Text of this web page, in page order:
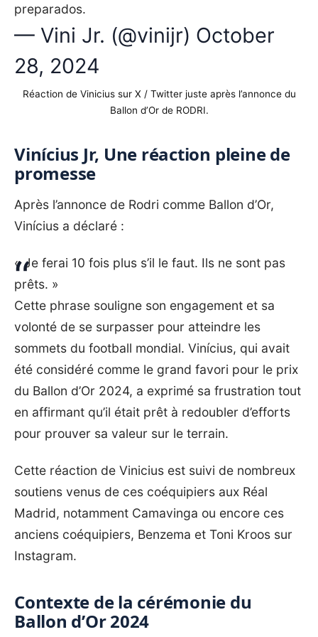
preparados.
— Vini Jr. (@vinijr) October
28, 2024
Réaction de Vinicius sur X / Twitter juste après l’annonce du
Ballon d’Or de RODRI.
Vinícius Jr, Une réaction pleine de
promesse
Après l’annonce de Rodri comme Ballon d’Or,
Vinícius a déclaré :
« Je ferai 10 fois plus s’il le faut. Ils ne sont pas
prêts. »
Cette phrase souligne son engagement et sa
volonté de se surpasser pour atteindre les
sommets du football mondial. Vinícius, qui avait
été considéré comme le grand favori pour le prix
du Ballon d’Or 2024, a exprimé sa frustration tout
en affirmant qu’il était prêt à redoubler d’efforts
pour prouver sa valeur sur le terrain.
Cette réaction de Vinicius est suivi de nombreux
soutiens venus de ces coéquipiers aux Réal
Madrid, notamment Camavinga ou encore ces
anciens coéquipiers, Benzema et Toni Kroos sur
Instagram.
Contexte de la cérémonie du
Ballon d’Or 2024